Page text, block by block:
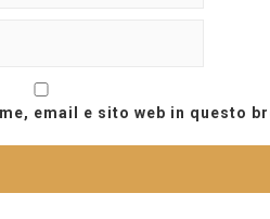
email e sito web in questo